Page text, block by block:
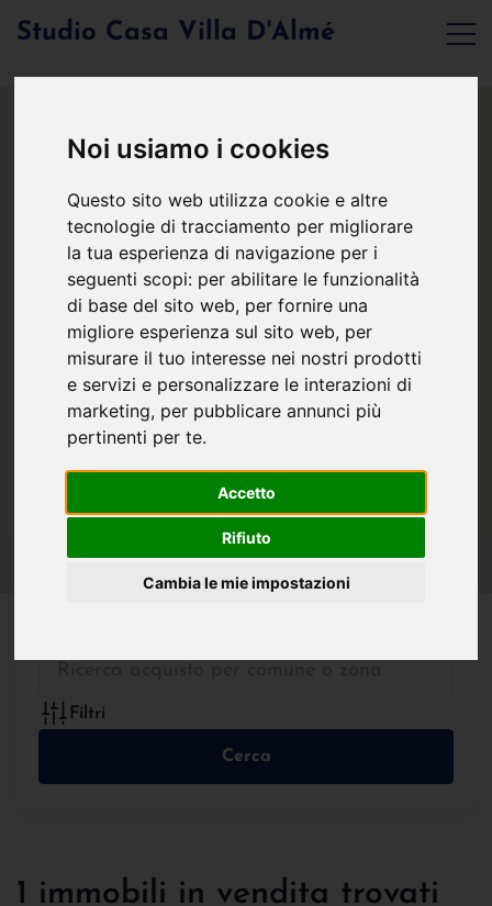
Noi usiamo i cookies
Questo sito web utilizza cookie e altre
tecnologie di tracciamento per migliorare
la tua esperienza di navigazione per i
seguenti scopi: per abilitare le funzionalità
di base del sito web, per fornire una
migliore esperienza sul sito web, per
misurare il tuo interesse nei nostri prodotti
e servizi e personalizzare le interazioni di
marketing, per pubblicare annunci più
pertinenti per te.
Accetto
Rifiuto
Cambia le mie impostazioni
Studio Casa Villa D'Almé
IN VENDITA IN AFFITTO
Filtri
Cerca
1 immobili in vendita trovati